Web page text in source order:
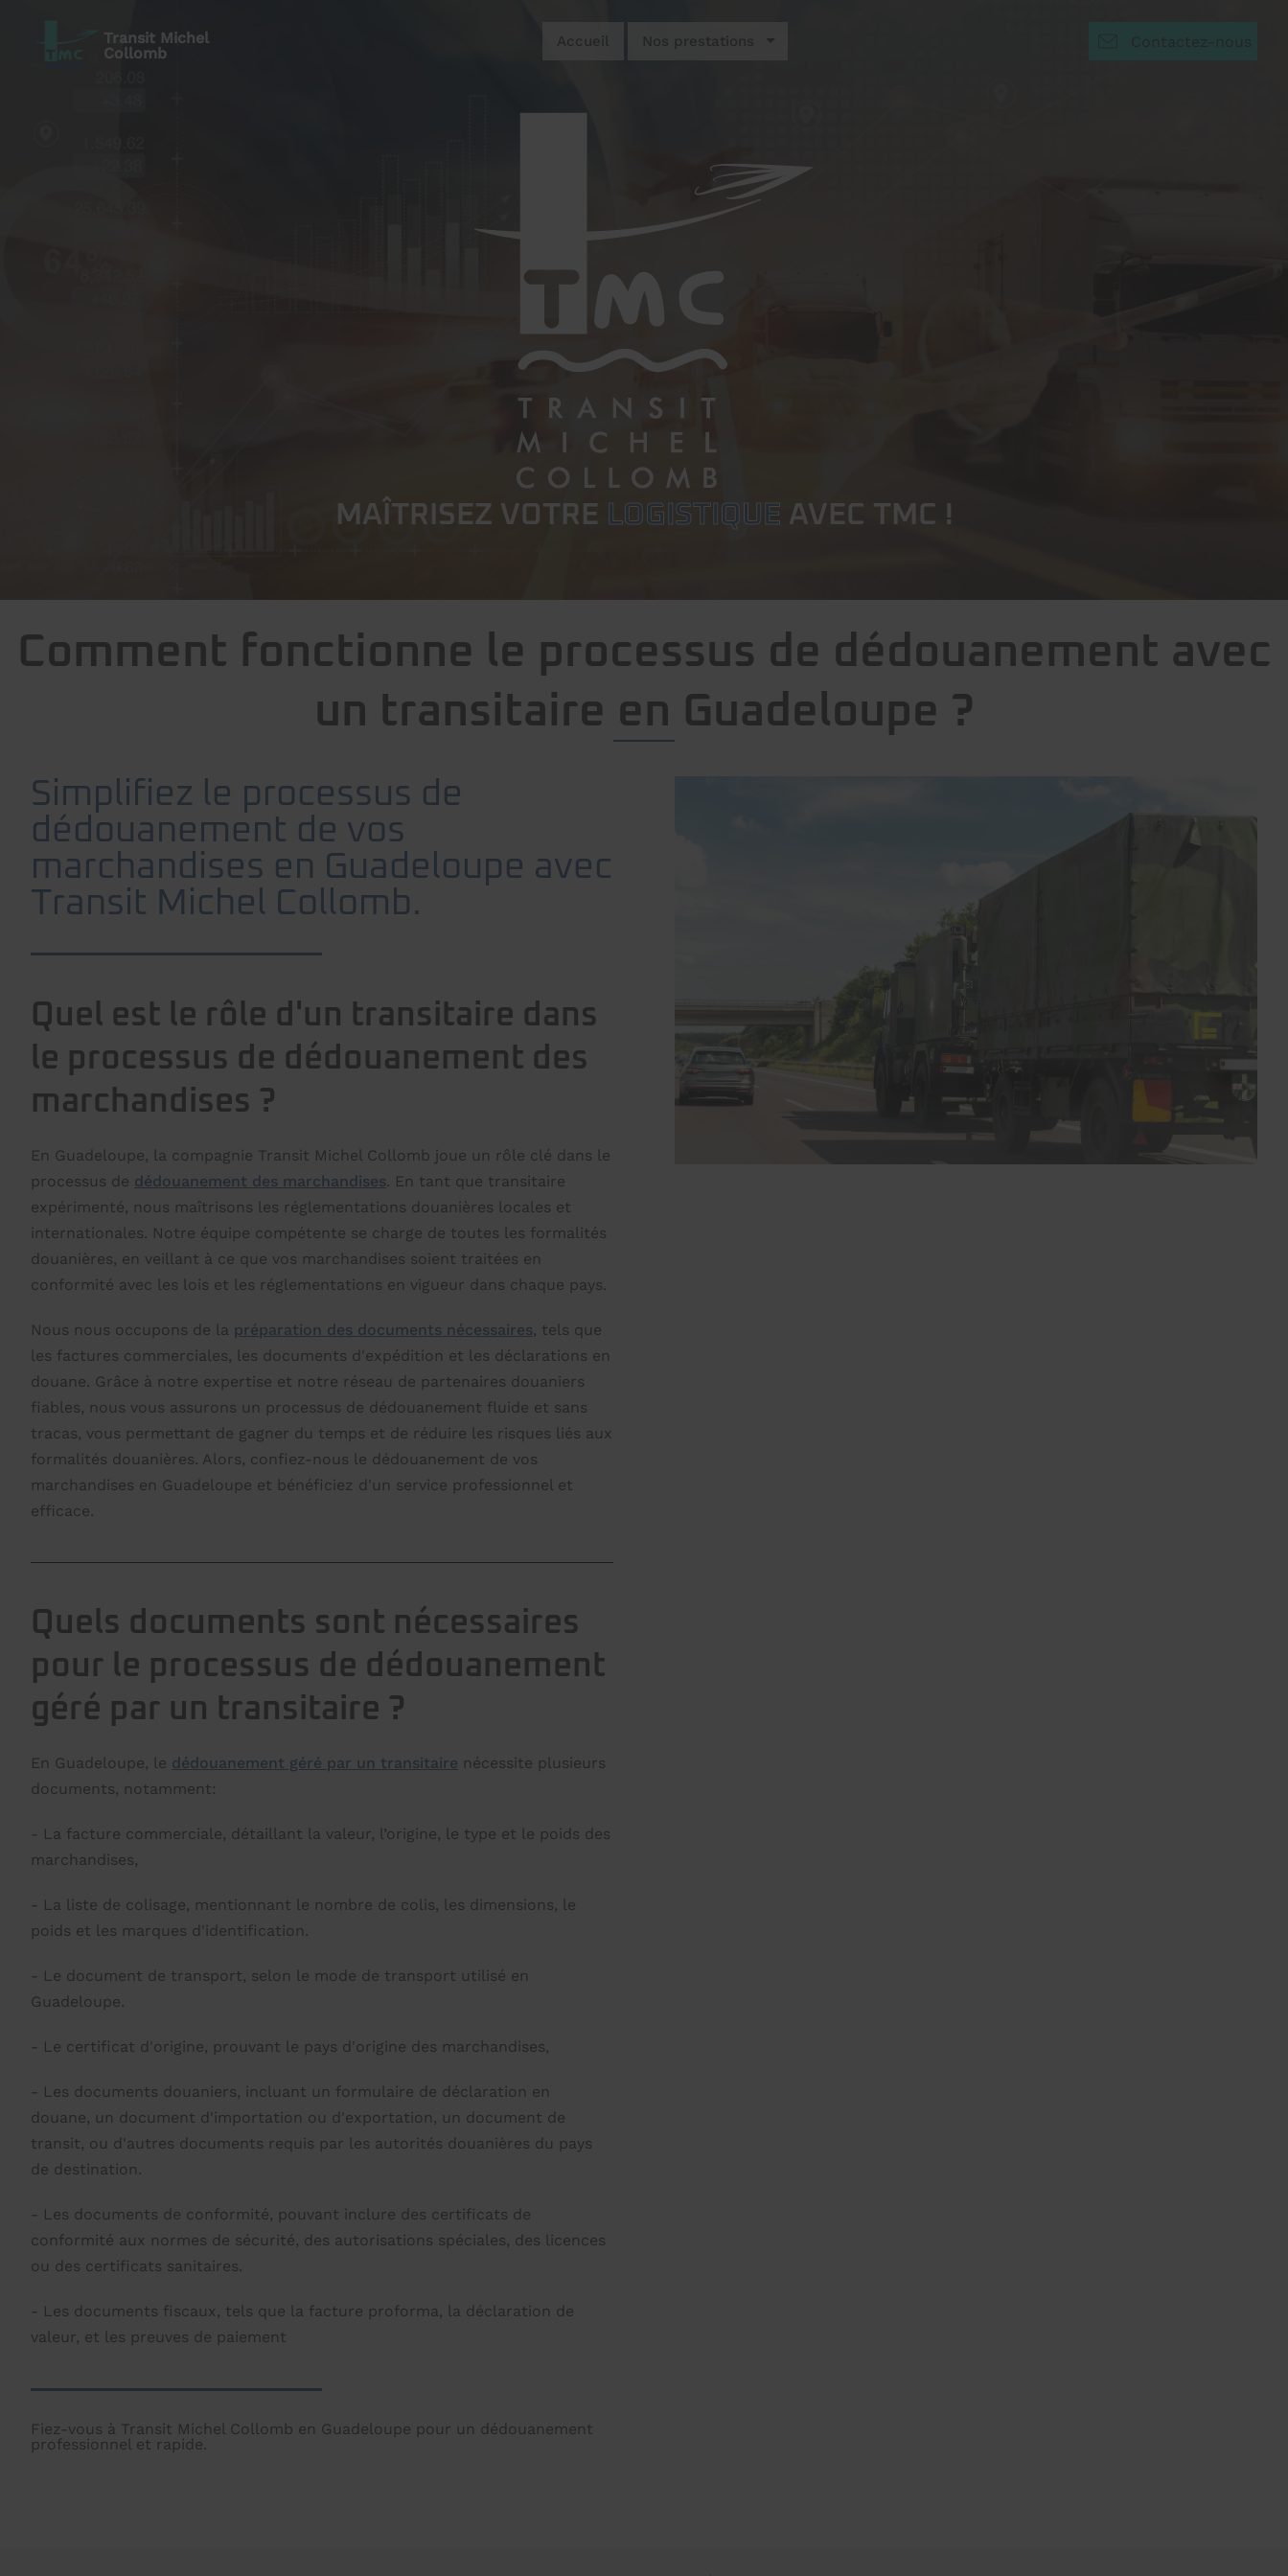
MAÎTRISEZ VOTRE LOGISTIQUE AVEC TMC !
Transit Michel
Collomb
Accueil
Comment fonctionne le processus de dédouanement avec
un transitaire en Guadeloupe ?
Simplifiez le processus de
dédouanement de vos
marchandises en Guadeloupe avec
Transit Michel Collomb.
Quel est le rôle d'un transitaire dans
le processus de dédouanement des
marchandises ?
En Guadeloupe, la compagnie Transit Michel Collomb joue un rôle clé dans le
processus de dédouanement des marchandises. En tant que transitaire
expérimenté, nous maîtrisons les réglementations douanières locales et
internationales. Notre équipe compétente se charge de toutes les formalités
douanières, en veillant à ce que vos marchandises soient traitées en
conformité avec les lois et les réglementations en vigueur dans chaque pays.
Nous nous occupons de la préparation des documents nécessaires, tels que
les factures commerciales, les documents d'expédition et les déclarations en
douane. Grâce à notre expertise et notre réseau de partenaires douaniers
fiables, nous vous assurons un processus de dédouanement fluide et sans
tracas, vous permettant de gagner du temps et de réduire les risques liés aux
formalités douanières. Alors, confiez-nous le dédouanement de vos
marchandises en Guadeloupe et bénéficiez d'un service professionnel et
efficace.
Quels documents sont nécessaires
pour le processus de dédouanement
géré par un transitaire ?
En Guadeloupe, le dédouanement géré par un transitaire nécessite plusieurs
documents, notamment:
- La facture commerciale, détaillant la valeur, l’origine, le type et le poids des
marchandises,
- La liste de colisage, mentionnant le nombre de colis, les dimensions, le
poids et les marques d'identification.
- Le document de transport, selon le mode de transport utilisé en
Guadeloupe.
- Le certificat d'origine, prouvant le pays d'origine des marchandises,
- Les documents douaniers, incluant un formulaire de déclaration en
douane, un document d'importation ou d'exportation, un document de
transit, ou d'autres documents requis par les autorités douanières du pays
de destination.
- Les documents de conformité, pouvant inclure des certificats de
conformité aux normes de sécurité, des autorisations spéciales, des licences
ou des certificats sanitaires.
- Les documents fiscaux, tels que la facture proforma, la déclaration de
valeur, et les preuves de paiement
Fiez-vous à Transit Michel Collomb en Guadeloupe pour un dédouanement
professionnel et rapide.